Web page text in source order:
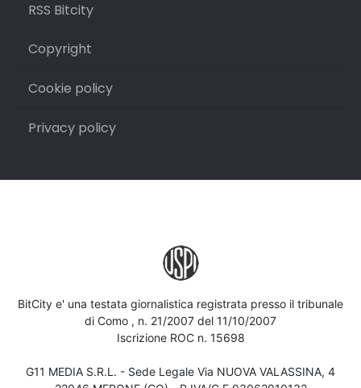
RSS Bitcity
Copyright
Cookie policy
Privacy policy
BitCity e' una testata giornalistica registrata presso il tribunale
di Como , n. 21/2007 del 11/10/2007
Iscrizione ROC n. 15698
G11 MEDIA S.R.L. - Sede Legale Via NUOVA VALASSINA, 4